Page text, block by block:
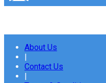
About Us
|
Contact Us
|